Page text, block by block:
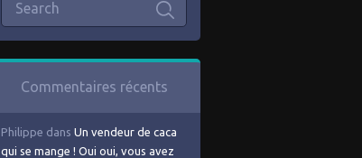
Commentaires récents
Philippe dans Un vendeur de caca
qui se mange ! Oui oui, vous avez